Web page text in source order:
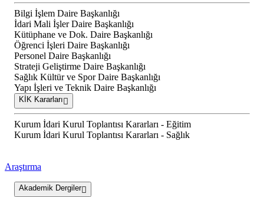
Bilgi İşlem Daire Başkanlığı
İdari Mali İşler Daire Başkanlığı
Kütüphane ve Dok. Daire Başkanlığı
Öğrenci İşleri Daire Başkanlığı
Personel Daire Başkanlığı
Strateji Geliştirme Daire Başkanlığı
Sağlık Kültür ve Spor Daire Başkanlığı
Yapı İşleri ve Teknik Daire Başkanlığı
KİK Kararları
Kurum İdari Kurul Toplantısı Kararları - Eğitim
Kurum İdari Kurul Toplantısı Kararları - Sağlık
Araştırma
Akademik Dergiler